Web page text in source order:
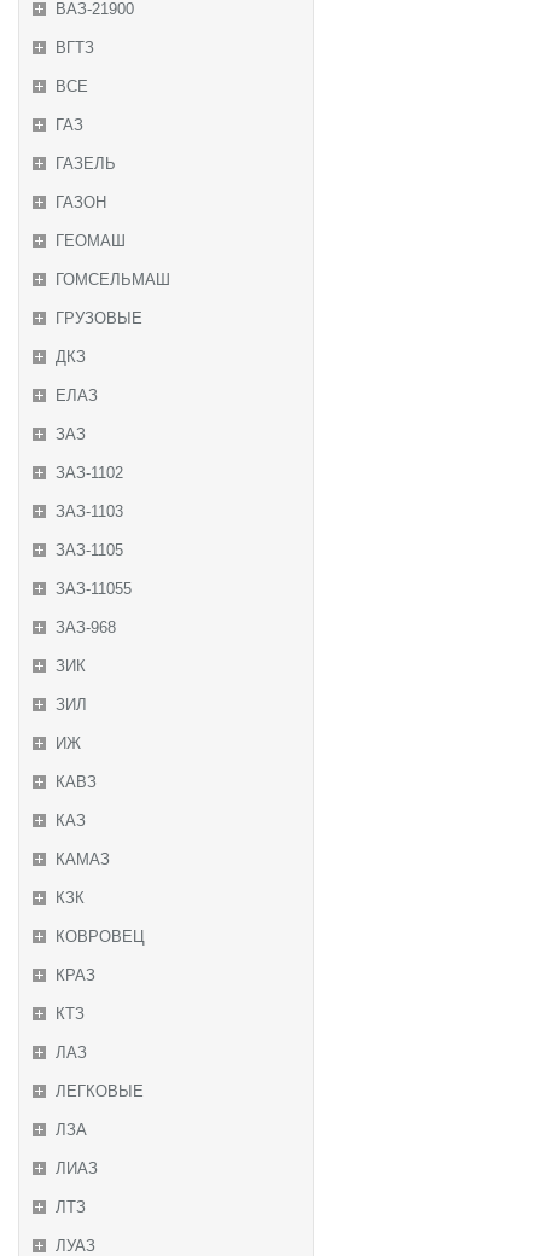
ВАЗ-21900
ВГТЗ
ВСЕ
ГАЗ
ГАЗЕЛЬ
ГАЗОН
ГЕОМАШ
ГОМСЕЛЬМАШ
ГРУЗОВЫЕ
ДКЗ
ЕЛАЗ
ЗАЗ
ЗАЗ-1102
ЗАЗ-1103
ЗАЗ-1105
ЗАЗ-11055
ЗАЗ-968
ЗИК
ЗИЛ
ИЖ
КАВЗ
КАЗ
КАМАЗ
КЗК
КОВРОВЕЦ
КРАЗ
КТЗ
ЛАЗ
ЛЕГКОВЫЕ
ЛЗА
ЛИАЗ
ЛТЗ
ЛУАЗ